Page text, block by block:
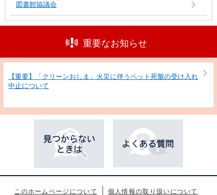
図書館協議会
重要なお知らせ
【重要】「クリーンおしま」火災に伴うペット死骸の受け入れ
中止について
このホームページについて 個人情報の取り扱いについて